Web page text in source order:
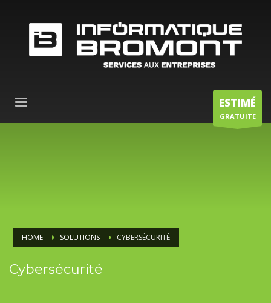
ESTIMÉ
GRATUITE
HOME SOLUTIONS CYBERSÉCURITÉ
Cybersécurité